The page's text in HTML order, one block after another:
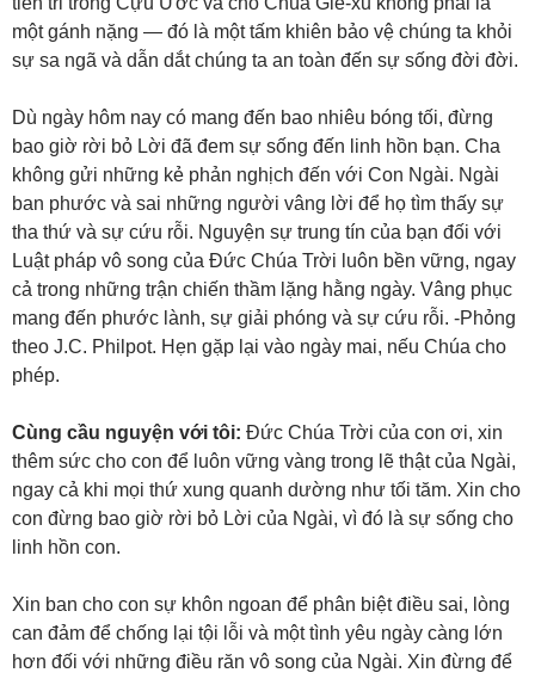
một gánh nặng — đó là một tấm khiên bảo vệ chúng ta khỏi
sự sa ngã và dẫn dắt chúng ta an toàn đến sự sống đời đời.
Dù ngày hôm nay có mang đến bao nhiêu bóng tối, đừng
bao giờ rời bỏ Lời đã đem sự sống đến linh hồn bạn. Cha
không gửi những kẻ phản nghịch đến với Con Ngài. Ngài
ban phước và sai những người vâng lời để họ tìm thấy sự
tha thứ và sự cứu rỗi. Nguyện sự trung tín của bạn đối với
Luật pháp vô song của Đức Chúa Trời luôn bền vững, ngay
cả trong những trận chiến thầm lặng hằng ngày. Vâng phục
mang đến phước lành, sự giải phóng và sự cứu rỗi. -Phỏng
theo J.C. Philpot. Hẹn gặp lại vào ngày mai, nếu Chúa cho
phép.
Cùng cầu nguyện với tôi: Đức Chúa Trời của con ơi, xin
thêm sức cho con để luôn vững vàng trong lẽ thật của Ngài,
ngay cả khi mọi thứ xung quanh dường như tối tăm. Xin cho
con đừng bao giờ rời bỏ Lời của Ngài, vì đó là sự sống cho
linh hồn con.
Xin ban cho con sự khôn ngoan để phân biệt điều sai, lòng
can đảm để chống lại tội lỗi và một tình yêu ngày càng lớn
hơn đối với những điều răn vô song của Ngài. Xin đừng để